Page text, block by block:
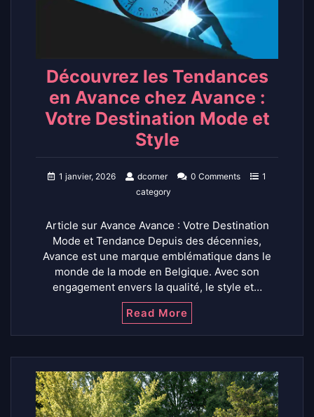
Découvrez les Tendances
en Avance chez Avance :
Votre Destination Mode et
Style
1 janvier, 2026 dcorner 0 Comments
1
category
Article sur Avance Avance : Votre Destination
Mode et Tendance Depuis des décennies,
Avance est une marque emblématique dans le
monde de la mode en Belgique. Avec son
engagement envers la qualité, le style et…
Read More